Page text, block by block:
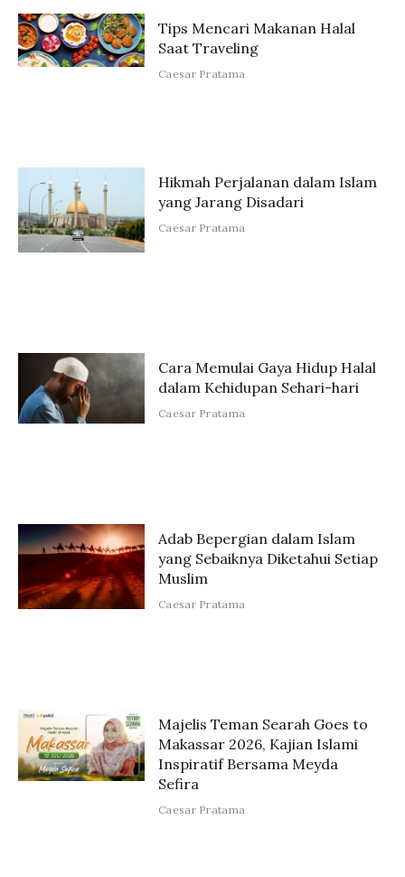
Tips Mencari Makanan Halal
Saat Traveling
Caesar Pratama
Hikmah Perjalanan dalam Islam
yang Jarang Disadari
Caesar Pratama
Cara Memulai Gaya Hidup Halal
dalam Kehidupan Sehari-hari
Caesar Pratama
Adab Bepergian dalam Islam
yang Sebaiknya Diketahui Setiap
Muslim
Caesar Pratama
Majelis Teman Searah Goes to
Makassar 2026, Kajian Islami
Inspiratif Bersama Meyda
Sefira
Caesar Pratama